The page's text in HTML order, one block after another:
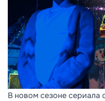
В новом сезоне сериала